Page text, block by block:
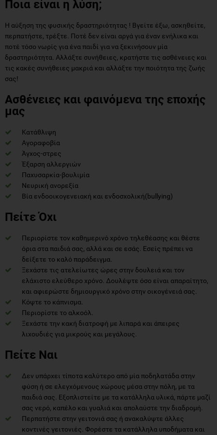
Ποια είναι η λύση;
Η αύξηση της φυσικής δραστηριότητας ! Βγείτε έξω, ασκηθείτε,
περπατήστε, τρέξτε. Ποτέ δεν είναι αργά για έναν ενήλικα και
ποτέ τόσο νωρίς για ένα παιδί για να ξεκινήσουν μία
δραστηριότητα. Αλλάξτε συνήθειες, κρατήστε τις ασθένειες και
τις κακές συνήθειες μακριά και αλλάξτε την ποιότητα της ζωής
σας!
Ασθένειες και φαινόμενα της εποχής
μας
Κατάθλιψη
Αγοραφοβία
Άγχος-στρες
Έξαρση αλλεργιών
Παχυσαρκία-βουλιμία
Νευρική ανορεξία
Βία ενδοοικογενειακή και ενδοσχολική(bullying)
Πείτε Όχι
Περιορίστε τον καθημερινό χρόνο τηλεθέασης και θέστε
όρια στα παιδιά σας, αλλά και σε εσάς. Εσείς πρέπει να
δείξετε το καλό παράδειγμα.
Ξεχάστε τις ατελείωτες ώρες στην δουλειά και τον
ελάχιστο ελεύθερο χρόνο. Δουλέψτε όσο είναι απαραίτητο,
και αφιερώστε δημιουργικό χρόνο στην οικογένειά σας.
Κόψτε το κάπνισμα.
Περιορίστε το αλκοόλ.
Ξεχάστε την κακή διατροφή με λιπαρά και άπειρες
λιχουδιές για μικρούς και μεγάλους.
Πείτε Ναι
Δεν υπάρχει τίποτα καλύτερο από μία ποδηλατάδα στην
φύση ή σε ελεγχόμενους χώρους μέσα στην πόλη, με τα
παιδιά σας. Εξοπλιστείτε με τα κατάλληλα υλικά, πάρτε μαζί
σας νερό, καπέλο και γυαλιά και απολαύστε την διαδρομή.
Περπατήστε στην γειτονιά σας ή ανακαλύψτε άλλες
κοντινές γειτονιές. Φορέστε τα κατάλληλα υποδήματα και